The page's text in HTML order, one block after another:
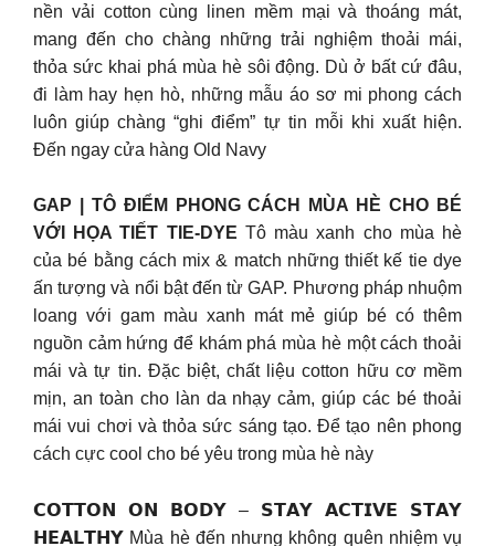
nền vải cotton cùng linen mềm mại và thoáng mát,
mang đến cho chàng những trải nghiệm thoải mái,
thỏa sức khai phá mùa hè sôi động. Dù ở bất cứ đâu,
đi làm hay hẹn hò, những mẫu áo sơ mi phong cách
luôn giúp chàng “ghi điểm” tự tin mỗi khi xuất hiện.
Đến ngay cửa hàng Old Navy
GAP | TÔ ĐIỂM PHONG CÁCH MÙA HÈ CHO BÉ
VỚI HỌA TIẾT TIE-DYE Tô màu xanh cho mùa hè
của bé bằng cách mix & match những thiết kế tie dye
ấn tượng và nổi bật đến từ GAP. Phương pháp nhuộm
loang với gam màu xanh mát mẻ giúp bé có thêm
nguồn cảm hứng để khám phá mùa hè một cách thoải
mái và tự tin. Đặc biệt, chất liệu cotton hữu cơ mềm
mịn, an toàn cho làn da nhạy cảm, giúp các bé thoải
mái vui chơi và thỏa sức sáng tạo. Để tạo nên phong
cách cực cool cho bé yêu trong mùa hè này
𝗖𝗢𝗧𝗧𝗢𝗡 𝗢𝗡 𝗕𝗢𝗗𝗬 – 𝗦𝗧𝗔𝗬 𝗔𝗖𝗧𝗜𝗩𝗘 𝗦𝗧𝗔𝗬
𝗛𝗘𝗔𝗟𝗧𝗛𝗬 Mùa hè đến nhưng không quên nhiệm vụ